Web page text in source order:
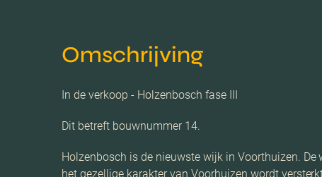
Omschrijving
In de verkoop - Holzenbosch fase III
Dit betreft bouwnummer 14.
Holzenbosch is de nieuwste wijk in Voorthuizen.
het gezellige karakter van Voorhuizen wordt